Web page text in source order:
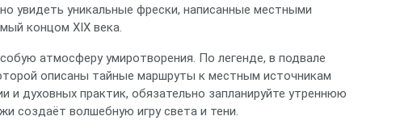
увидеть уникальные фрески, написанные местными
концом XIX века.
атмосферу умиротворения. По легенде, в подвале
описаны тайные маршруты к местным источникам
и духовных практик, обязательно запланируйте утреннюю
создаёт волшебную игру света и тени.